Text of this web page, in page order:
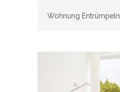
Wohnung Entrümpeln